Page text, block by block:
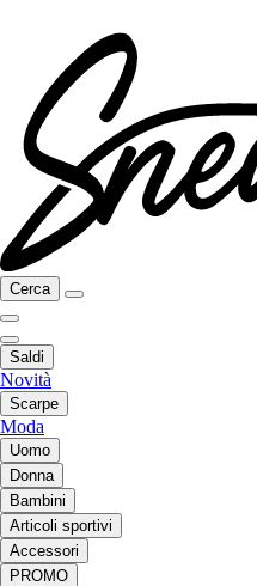
Cerca
Saldi
Novità
Scarpe
Moda
Uomo
Donna
Bambini
Articoli sportivi
Accessori
PROMO